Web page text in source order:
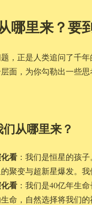
哪里来？要
，正是人类追问了千
面，为你勾勒出一些思
从哪里来？
看：我们是恒星的孩
聚变与超新星爆发。我
看：我们是40亿年生
命，自然选择将我们的